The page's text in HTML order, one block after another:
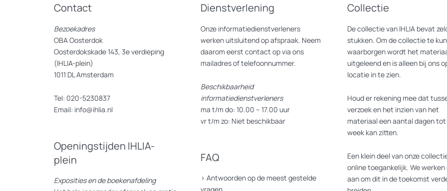
Contact
Bezoekadres
OBA Oosterdok
Oosterdokskade 143, 3e verdieping
(IHLIA-plein)
1011 DL Amsterdam
Tel: 020-5230837
Email: info@ihlia.nl
Openingstijden IHLIA-
plein
Exposities en de boekenafdeling
Dienstverlening
Onze informatiedienstverleners
werken uitsluitend op afspraak. Neem
daarom eerst contact op via ons
mailadres of telefoonnummer.
Beschikbaarheid
informatiedienstverleners
ma t/m do: 10.00 – 17.00 uur
vr t/m zo: Niet beschikbaar
FAQ
> Antwoorden op de meest gestelde
Collectie
De collectie van IHLIA bevat
stukken. Om de collectie te
waarborgen wordt het
uitgeleend en is alleen bij ons
locatie in te zien.
Houd er rekening mee dat
verzoek en het inzien van het
materiaal een aantal dagen
week kan zitten.
Een klein deel van onze
online toegankelijk. We werken
aan om dit in de toekomst